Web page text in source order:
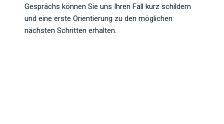
Gesprächs können Sie uns Ihren Fall kurz schildern
und eine erste Orientierung zu den möglichen
nächsten Schritten erhalten.